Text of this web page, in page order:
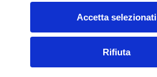
Accetta selezionati
Rifiuta